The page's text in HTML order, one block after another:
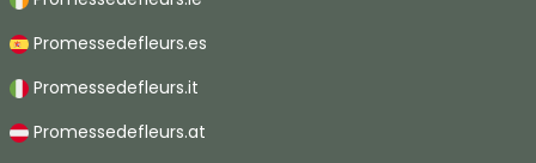
Promessedefleurs.es
Promessedefleurs.it
Promessedefleurs.at